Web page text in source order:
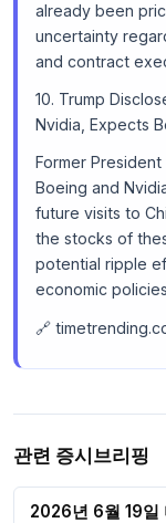
already been
uncertainty
and contract
10. Trump
Nvidia, Expects
Former
Boeing and
future visits to
the stocks of
potential ripple
economic
🔗
관련 증시브리핑
2026년 6월 19일